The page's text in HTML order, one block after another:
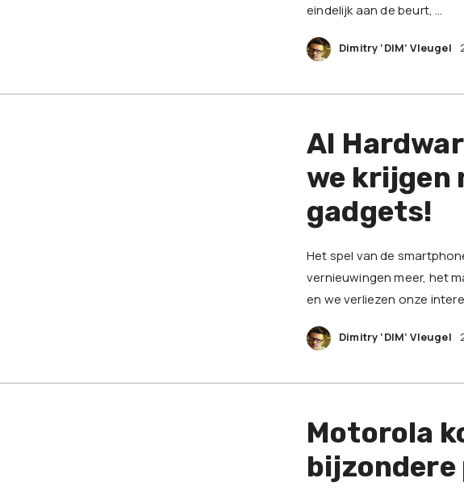
eindelijk aan de beurt, …
Dimitry ‘DIM’ Vleugel
AI
we krijgen
gadgets!
Het spel van de
vernieuwingen meer, het
en we verliezen onze
Dimitry ‘DIM’ Vleugel
Motorola